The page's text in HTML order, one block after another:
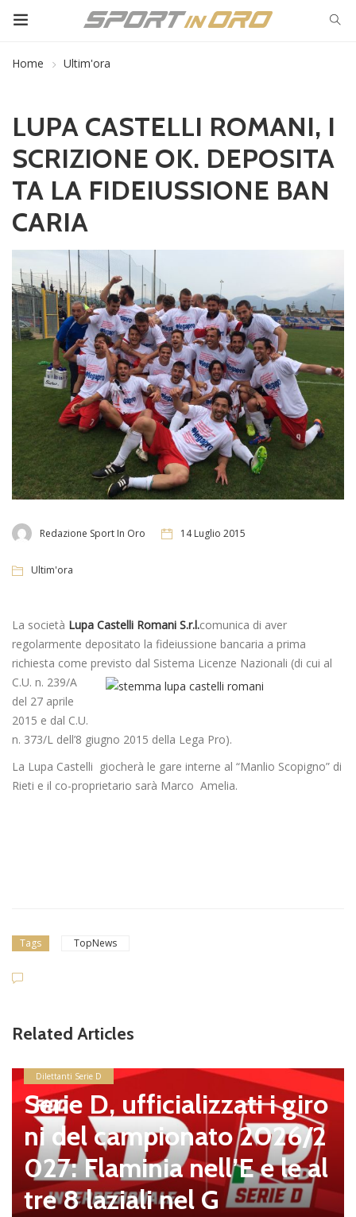
Home Ultim'ora
LUPA CASTELLI ROMANI, I
SCRIZIONE OK. DEPOSITA
TA LA FIDEIUSSIONE BAN
CARIA
Redazione Sport In Oro 14 Luglio 2015
Ultim'ora
La società Lupa Castelli Romani S.r.l.comunica di aver
regolarmente depositato la fideiussione bancaria a prima
richiesta come previsto dal Sistema Licenze Nazionali (di cui al
C.U. n. 239/A
del 27 aprile
2015 e dal C.U.
n. 373/L dell’8 giugno 2015 della Lega Pro).
La Lupa Castelli giocherà le gare interne al “Manlio Scopigno” di
Rieti e il co-proprietario sarà Marco Amelia.
Tags TopNews
Related Articles
Dilettanti Serie D
Serie D, ufficializzati i giro
ni del campionato 2026/2
027: Flaminia nell’E e le al
tre 8 laziali nel G